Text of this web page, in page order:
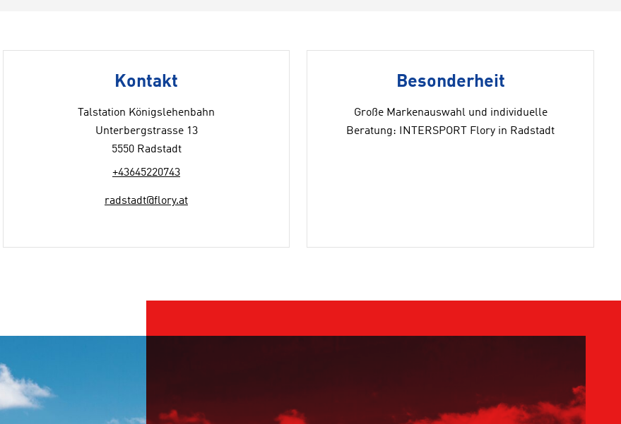
Kontakt
Talstation Königslehenbahn
Unterbergstrasse 13
5550 Radstadt
+43645220743
radstadt@flory.at
Besonderheit
Große Markenauswahl und individuelle
Beratung: INTERSPORT Flory in Radstadt